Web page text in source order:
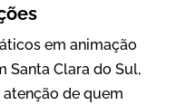
em animação
Santa Clara do Sul,
de quem